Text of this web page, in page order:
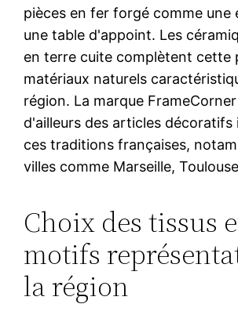
pièces en fer forgé comme une
une table d'appoint. Les
en terre cuite complètent cette
matériaux naturels
région. La marque
d'ailleurs des articles décoratifs
ces traditions françaises,
villes comme Marseille,
Choix des tissus
motifs
la région